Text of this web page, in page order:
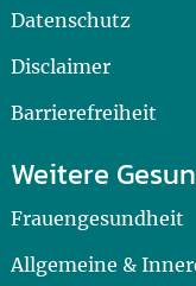
Datenschutz
Disclaimer
Barrierefreiheit
Weitere
Frauengesundheit
Allgemeine &